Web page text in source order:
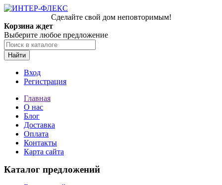
Сделайте свой дом неповторимым!
Корзина ждет
Выберите любое предложение
Найти
Вход
Регистрация
Главная
О нас
Блог
Доставка
Оплата
Контакты
Карта сайта
Каталог предложений